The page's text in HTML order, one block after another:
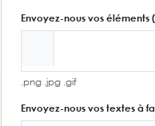
Envoyez-nous vos éléments
.png .jpg .gif
Envoyez-nous vos textes à